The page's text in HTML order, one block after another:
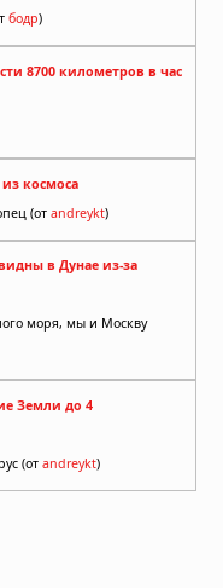
бодр)
8700 километров в час
космоса
(от andreykt)
в Дунае из-за
моря, мы и Москву
Земли до 4
(от andreykt)